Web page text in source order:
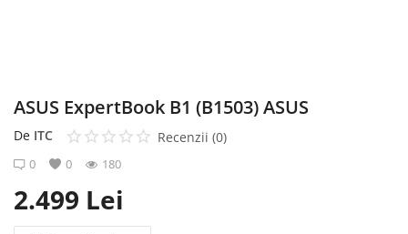
ASUS ExpertBook B1 (B1503) ASUS
De ITC Recenzii (0)
0 0 180
2.499 Lei